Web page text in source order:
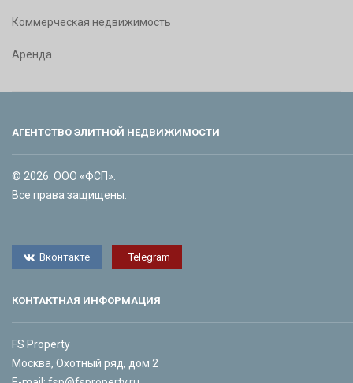
Коммерческая недвижимость
Аренда
АГЕНТСТВО ЭЛИТНОЙ НЕДВИЖИМОСТИ
© 2026. ООО «ФСП».
Все права защищены.
Вконтакте Telegram
КОНТАКТНАЯ ИНФОРМАЦИЯ
FS Property
Москва, Охотный ряд, дом 2